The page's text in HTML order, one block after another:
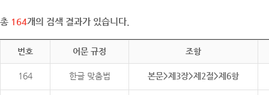
총 164개의 검색 결과가 있습니다.
번호 어문 규정 조항
164 한글 맞춤법 본문>제3장>제2절>제6항